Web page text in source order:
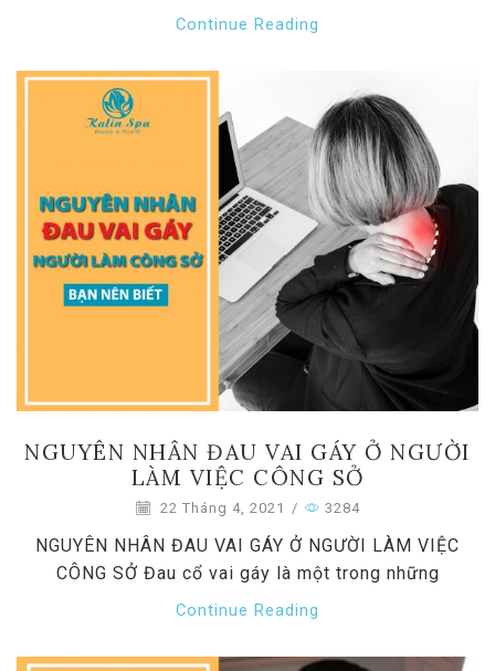
Continue Reading
NGUYÊN NHÂN ĐAU VAI GÁY Ở NGƯỜI
LÀM VIỆC CÔNG SỞ
22 Tháng 4, 2021 / 3284
NGUYÊN NHÂN ĐAU VAI GÁY Ở NGƯỜI LÀM VIỆC
CÔNG SỞ Đau cổ vai gáy là một trong những
Continue Reading